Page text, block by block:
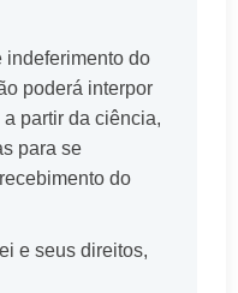
indeferimento do
poderá interpor
partir da ciência,
para se
do
e seus direitos,